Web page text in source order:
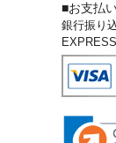
■お支払
銀行振り